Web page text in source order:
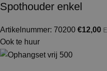
Spothouder enkel
Artikelnummer: 70200 €12,00
Ook te huur